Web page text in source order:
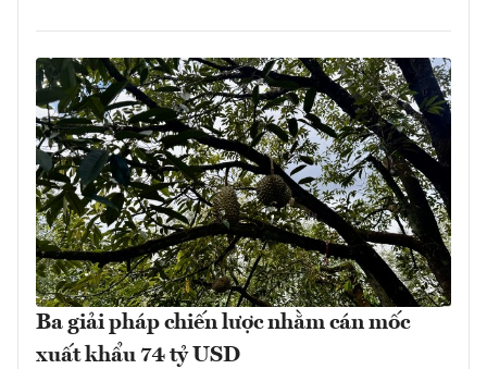
Ba giải pháp chiến lược nhằm cán mốc
xuất khẩu 74 tỷ USD